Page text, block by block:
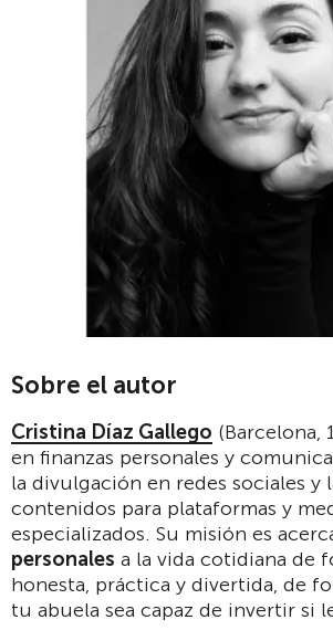
Sobre el autor
Cristina Díaz Gallego (Barcelona,
en finanzas personales y
la divulgación en redes sociales y
contenidos para plataformas y
especializados. Su misión es
personales a la vida cotidiana de
honesta, práctica y divertida, de
tu abuela sea capaz de invertir si